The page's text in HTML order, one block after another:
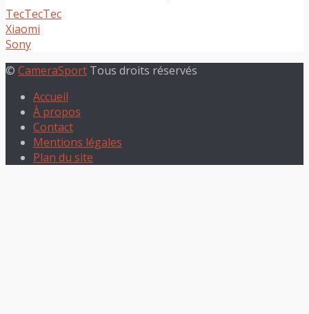
TecTecTec
Xiaomi
Sony
© CameraSport Tous droits réservés
Accueil
À propos
Contact
Mentions légales
Plan du site